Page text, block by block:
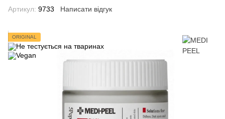
Артикул: 9733 Написати відгук
ORIGINAL